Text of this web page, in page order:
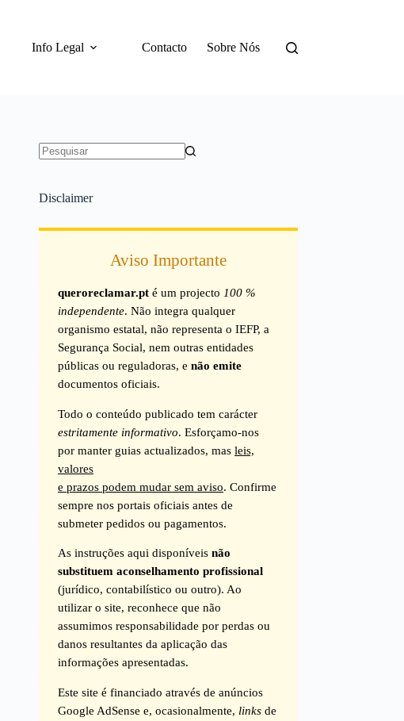
Info Legal Contacto Sobre Nós
Disclaimer
Aviso Importante
queroreclamar.pt é um projecto100 %
independente. Não integra qualquer
organismo estatal, não representa o IEFP, a
Segurança Social, nem outras entidades
públicas ou reguladoras, enão emite
documentos oficiais.
Todo o conteúdo publicado tem carácter
estritamente informativo. Esforçamo-nos
por manter guias actualizados, masleis,
valores
e prazos podem mudar sem aviso. Confirme
sempre nos portais oficiais antes de
submeter pedidos ou pagamentos.
As instruções aqui disponíveisnão
substituem aconselhamento profissional
(jurídico, contabilístico ou outro). Ao
utilizar o site, reconhece que não
assumimos responsabilidade por perdas ou
danos resultantes da aplicação das
informações apresentadas.
Este site é financiado através de anúncios
Google AdSense e, ocasionalmente, links de